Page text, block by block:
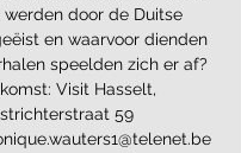
door de Duitse
en waarvoor dienden
speelden zich er af?
Visit Hasselt,
59